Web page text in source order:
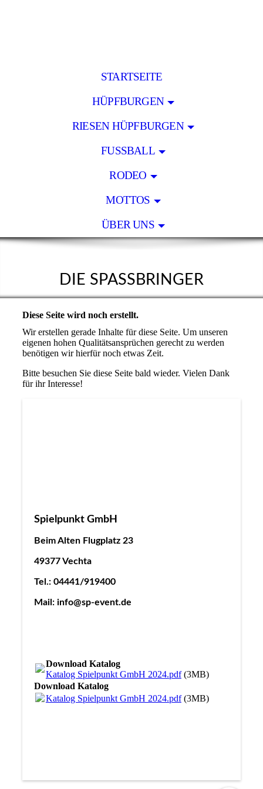
STARTSEITE
HÜPFBURGEN
RIESEN HÜPFBURGEN
FUSSBALL
RODEO
MOTTOS
ÜBER UNS
DIE SPASSBRINGER
Diese Seite wird noch erstellt.
Wir erstellen gerade Inhalte für diese Seite. Um unseren
eigenen hohen Qualitätsansprüchen gerecht zu werden
benötigen wir hierfür noch etwas Zeit.
Bitte besuchen Sie diese Seite bald wieder. Vielen Dank
für ihr Interesse!
Spielpunkt GmbH
Beim Alten Flugplatz 23
49377 Vechta
Tel.: 04441/919400
Mail: info@sp-event.de
Download Katalog
Katalog Spielpunkt GmbH 2024.pdf(3MB)
Download Katalog
Katalog Spielpunkt GmbH 2024.pdf(3MB)